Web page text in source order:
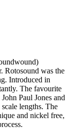
Rotosound was the
Introduced in
The favourite
Paul Jones and
lengths. The
and nickel free,